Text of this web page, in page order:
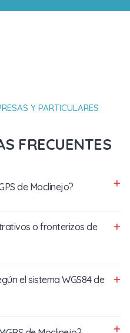
Y PARTICULARES
FRECUENTES
de Moclinejo?
o fronterizos de
el sistema WGS84 de